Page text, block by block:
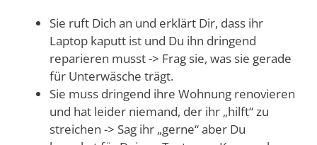
Sie ruft Dich an und erklärt Dir, dass ihr
Laptop kaputt ist und Du ihn dringend
reparieren musst -> Frag sie, was sie gerade
für Unterwäsche trägt.
Sie muss dringend ihre Wohnung renovieren
und hat leider niemand, der ihr „hilft“ zu
streichen -> Sag ihr „gerne“ aber Du